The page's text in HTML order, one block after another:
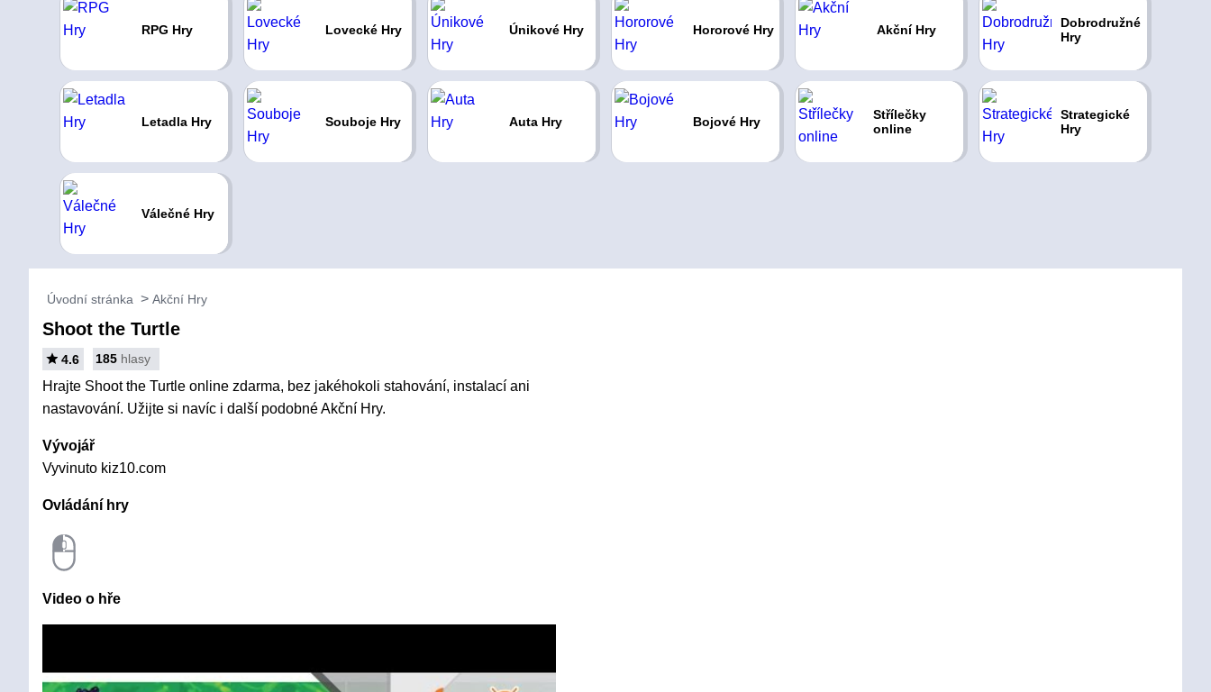
RPG Hry Lovecké Hry Únikové Hry Hororové Hry Akční Hry
Dobrodružné
Hry
Letadla Hry Souboje Hry Auta Hry Bojové Hry
Střílečky
online
Strategické
Hry
Válečné Hry
Úvodní stránka Akční Hry
Shoot the Turtle
4.6 185 hlasy
Hrajte Shoot the Turtle online zdarma, bez jakéhokoli stahování, instalací ani
nastavování. Užijte si navíc i další podobné Akční Hry.
Vývojář
Vyvinuto kiz10.com
Ovládání hry
Video o hře